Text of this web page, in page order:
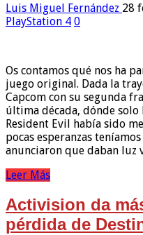
Luis Miguel Fernández 28
PlayStation 4 0
Os contamos qué nos ha
juego original. Dada la
Capcom con su segunda
última década, dónde
Resident Evil había sido
pocas esperanzas
anunciaron que daban luz
Leer Más
Activision da
pérdida de